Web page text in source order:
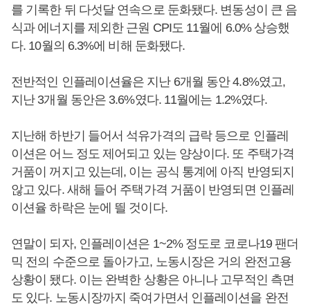
를 기록한 뒤 다섯달 연속으로 둔화됐다. 변동성이 큰 음
식과 에너지를 제외한 근원 CPI도 11월에 6.0% 상승했
다. 10월의 6.3%에 비해 둔화됐다.
전반적인 인플레이션율은 지난 6개월 동안 4.8%였고,
지난 3개월 동안은 3.6%였다. 11월에는 1.2%였다.
지난해 하반기 들어서 석유가격의 급락 등으로 인플레
이션은 어느 정도 제어되고 있는 양상이다. 또 주택가격
거품이 꺼지고 있는데, 이는 공식 통계에 아직 반영되지
않고 있다. 새해 들어 주택가격 거품이 반영되면 인플레
이션율 하락은 눈에 띌 것이다.
연말이 되자, 인플레이션은 1~2% 정도로 코로나19 팬더
믹 전의 수준으로 돌아가고, 노동시장은 거의 완전고용
상황이 됐다. 이는 완벽한 상황은 아니나 고무적인 측면
도 있다. 노동시장까지 죽여가면서 인플레이션을 완전